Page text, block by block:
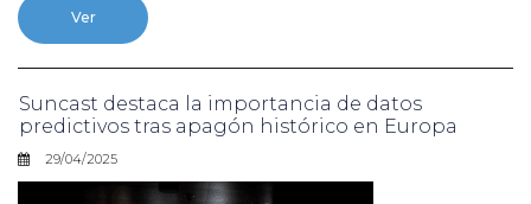
Ver
Suncast destaca la importancia de datos
predictivos tras apagón histórico en Europa
29/04/2025